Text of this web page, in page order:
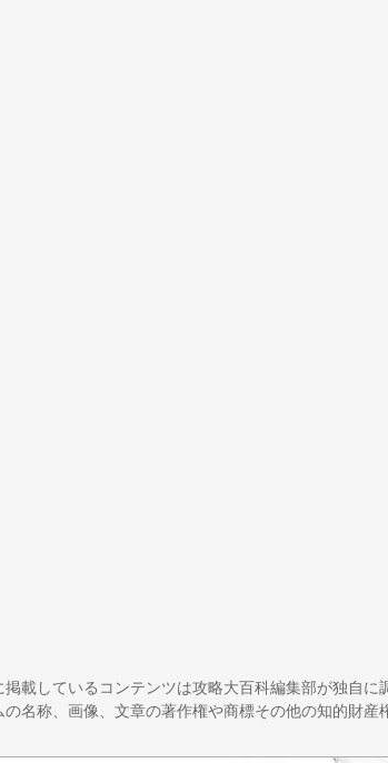
掲載しているコンテンツは攻略大百科編集部が独自に
名称、画像、文章の著作権や商標その他の知的財産